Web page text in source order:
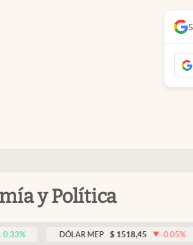
y Política
DÓLAR MEP $ 1518,45 -0.05 %